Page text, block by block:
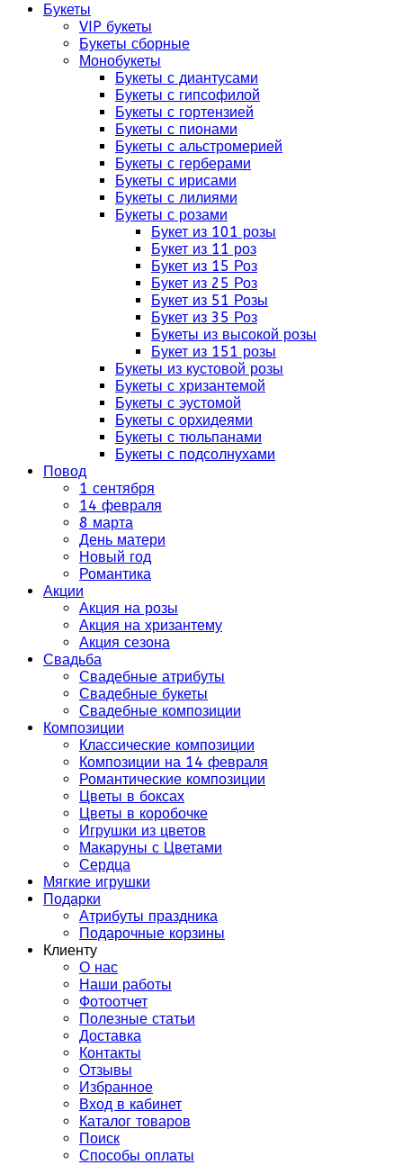
Букеты
VIP букеты
Букеты сборные
Монобукеты
Букеты с диантусами
Букеты с гипсофилой
Букеты с гортензией
Букеты с пионами
Букеты с альстромерией
Букеты с герберами
Букеты с ирисами
Букеты с лилиями
Букеты с розами
Букет из 101 розы
Букет из 11 роз
Букет из 15 Роз
Букет из 25 Роз
Букет из 51 Розы
Букет из 35 Роз
Букеты из высокой розы
Букет из 151 розы
Букеты из кустовой розы
Букеты с хризантемой
Букеты с эустомой
Букеты с орхидеями
Букеты с тюльпанами
Букеты с подсолнухами
Повод
1 сентября
14 февраля
8 марта
День матери
Новый год
Романтика
Акции
Акция на розы
Акция на хризантему
Акция сезона
Свадьба
Свадебные атрибуты
Свадебные букеты
Свадебные композиции
Композиции
Классические композиции
Композиции на 14 февраля
Романтические композиции
Цветы в боксах
Цветы в коробочке
Игрушки из цветов
Макаруны с Цветами
Сердца
Мягкие игрушки
Подарки
Атрибуты праздника
Подарочные корзины
Клиенту
О нас
Наши работы
Фотоотчет
Полезные статьи
Доставка
Контакты
Отзывы
Избранное
Вход в кабинет
Каталог товаров
Поиск
Способы оплаты